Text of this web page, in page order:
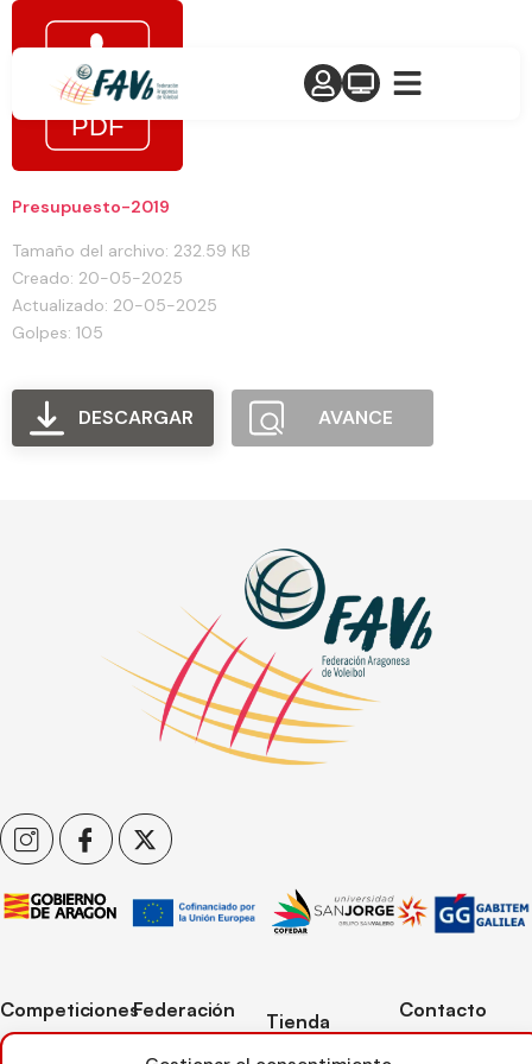
Presupuesto-2019
Tamaño del archivo: 232.59 KB
Creado: 20-05-2025
Actualizado: 20-05-2025
Golpes: 105
DESCARGAR AVANCE
Competiciones
Competiciones
Federación
Tienda
Mi cuenta
Contacto